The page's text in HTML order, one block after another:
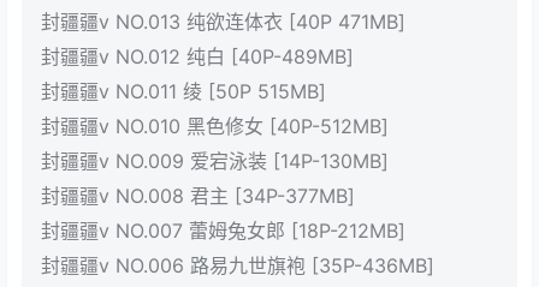
封疆疆v NO.013 纯欲连体衣 [40P 471MB]
封疆疆v NO.012 纯白 [40P-489MB]
封疆疆v NO.011 绫 [50P 515MB]
封疆疆v NO.010 黑色修女 [40P-512MB]
封疆疆v NO.009 爱宕泳装 [14P-130MB]
封疆疆v NO.008 君主 [34P-377MB]
封疆疆v NO.007 蕾姆兔女郎 [18P-212MB]
封疆疆v NO.006 路易九世旗袍 [35P-436MB]